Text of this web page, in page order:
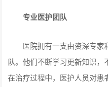
专业医护团队
医院拥有一支由资深专家
队。他们不断学习更新知识，
在治疗过程中，医护人员对